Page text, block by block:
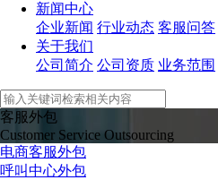
新闻中心
企业新闻 行业动态 客服问答
关于我们
公司简介 公司资质 业务范围
客服外包
Customer Service Outsourcing
电商客服外包
呼叫中心外包